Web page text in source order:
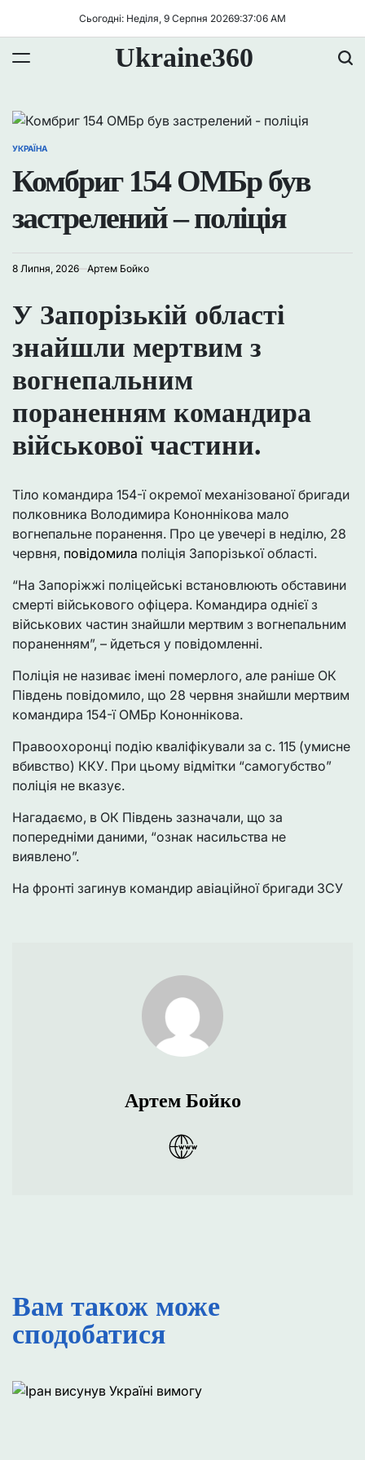
Сьогодні: Неділя, 9 Серпня 20269:37:07 AM
Ukraine360
ОПУБЛІКУВАТИ
УКРАЇНА
Комбриг 154 ОМБр був
застрелений – поліція
8 Липня, 2026 Артем Бойко
У Запорізькій області
знайшли мертвим з
вогнепальним
пораненням командира
військової частини.
Тіло командира 154-ї окремої механізованої бригади
полковника Володимира Кононнікова мало
вогнепальне поранення. Про це увечері в неділю, 28
червня, повідомила поліція Запорізької області.
“На Запоріжжі поліцейські встановлюють обставини
смерті військового офіцера. Командира однієї з
військових частин знайшли мертвим з вогнепальним
пораненням”, – йдеться у повідомленні.
Поліція не називає імені померлого, але раніше ОК
Південь повідомило, що 28 червня знайшли мертвим
командира 154-ї ОМБр Кононнікова.
Правоохоронці подію кваліфікували за с. 115 (умисне
вбивство) ККУ. При цьому відмітки “самогубство”
поліція не вказує.
Нагадаємо, в ОК Південь зазначали, що за
попередніми даними, “ознак насильства не
виявлено”.
На фронті загинув командир авіаційної бригади ЗСУ
Артем Бойко
Вам також може
сподобатися